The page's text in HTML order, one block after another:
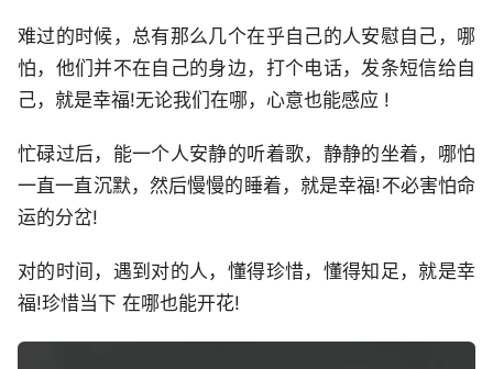
难过的时候，总有那么几个在乎自己的人安慰自己，哪
怕，他们并不在自己的身边，打个电话，发条短信给自
己，就是幸福!无论我们在哪，心意也能感应 !
忙碌过后，能一个人安静的听着歌，静静的坐着，哪怕
一直一直沉默，然后慢慢的睡着，就是幸福!不必害怕命
运的分岔!
对的时间，遇到对的人，懂得珍惜，懂得知足，就是幸
福!珍惜当下 在哪也能开花!